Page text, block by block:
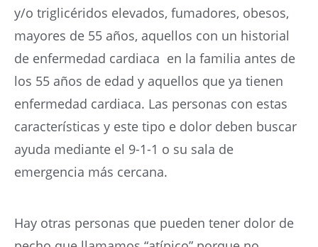
y/o triglicéridos elevados, fumadores, obesos,
mayores de 55 años, aquellos con un historial
de enfermedad cardiaca en la familia antes de
los 55 años de edad y aquellos que ya tienen
enfermedad cardiaca. Las personas con estas
características y este tipo e dolor deben buscar
ayuda mediante el 9-1-1 o su sala de
emergencia más cercana.
Hay otras personas que pueden tener dolor de